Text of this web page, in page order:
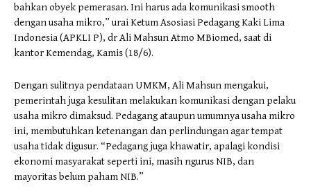
bahkan obyek pemerasan. Ini harus ada komunikasi smooth
dengan usaha mikro,” urai Ketum Asosiasi Pedagang Kaki Lima
Indonesia (APKLI P), dr Ali Mahsun Atmo MBiomed, saat di
kantor Kemendag, Kamis (18/6).
Dengan sulitnya pendataan UMKM, Ali Mahsun mengakui,
pemerintah juga kesulitan melakukan komunikasi dengan pelaku
usaha mikro dimaksud. Pedagang ataupun umumnya usaha mikro
ini, membutuhkan ketenangan dan perlindungan agar tempat
usaha tidak digusur. “Pedagang juga khawatir, apalagi kondisi
ekonomi masyarakat seperti ini, masih ngurus NIB, dan
mayoritas belum paham NIB.”